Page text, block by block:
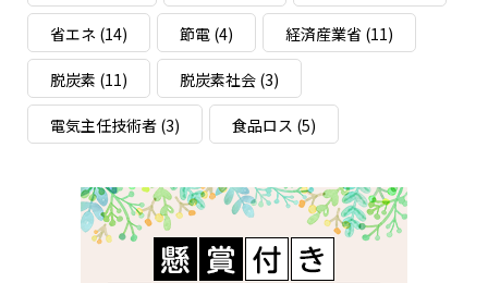
省エネ (14) 節電(4) 経済産業省(11)
脱炭素 (11) 脱炭素社会(3)
電気主任技術者(3) 食品ロス (5)